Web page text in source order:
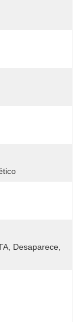
Desaparece,